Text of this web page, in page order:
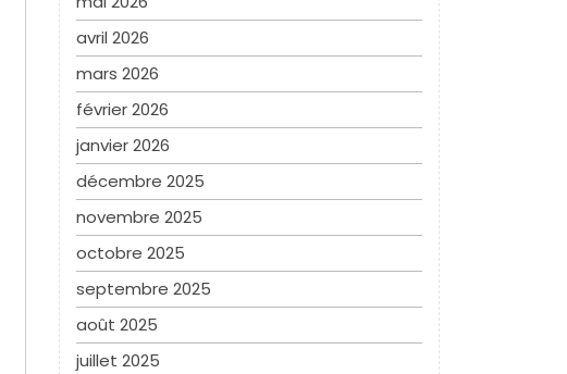
avril 2026
mars 2026
février 2026
janvier 2026
décembre 2025
novembre 2025
octobre 2025
septembre 2025
août 2025
juillet 2025